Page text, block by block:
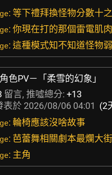
: 等下禮拜換怪物分數十
: 你現在打的那個雷電肌
: 這種模式知不知道怪物
色PV－「柔雪的幻象」
留言, 推噓總分: +13
表於 2026/08/06 04:01 (2
: 輪椅應該沒啥故事
: 芭蕾舞相關劇本最爛大
: 主角